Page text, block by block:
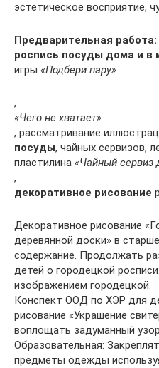
эстетическое восприятие,
Предварительная работа:
роспись посуды дома и в
игры «Подбери пару»
,
«Чего не хватает»
, рассматривание
посуды, чайных сервизов,
пластилина «Чайный сервиз
,
декоративное рисование
Декоративное рисование
деревянной доски» в
содержание. Продолжать
детей о городецкой
изображением городецкой.
Конспект ООД по ХЭР для
рисование «Украшение
воплощать задуманный
Образовательная:
предметы одежды